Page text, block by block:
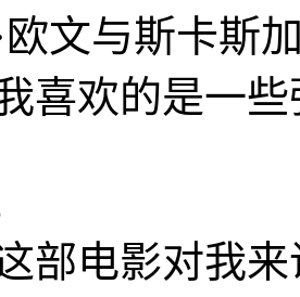
欧文与斯卡斯
喜欢的是一
部电影对我